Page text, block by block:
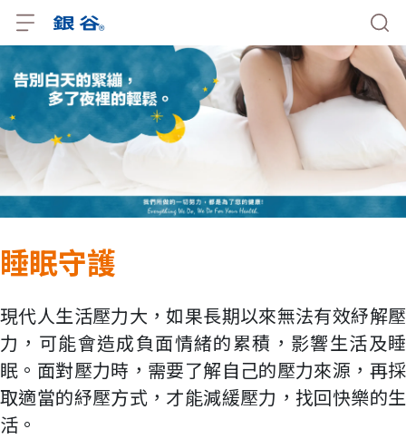
睡眠守護
現代人生活壓力大，如果長期以來無法有效紓解壓
力，可能會造成負面情緒的累積，影響生活及睡
眠。面對壓力時，需要了解自己的壓力來源，再採
取適當的紓壓方式，才能減緩壓力，找回快樂的生
活。